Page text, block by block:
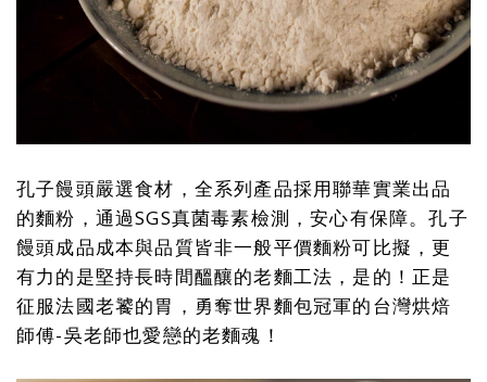
孔子饅頭嚴選食材，全系列產品採用聯華實業出品
的麵粉，通過SGS真菌毒素檢測，安心有保障。孔子
饅頭成品成本與品質皆非一般平價麵粉可比擬，更
有力的是堅持長時間醞釀的老麵工法，是的！正是
征服法國老饕的胃，勇奪世界麵包冠軍的台灣烘焙
師傅-吳老師也愛戀的老麵魂！